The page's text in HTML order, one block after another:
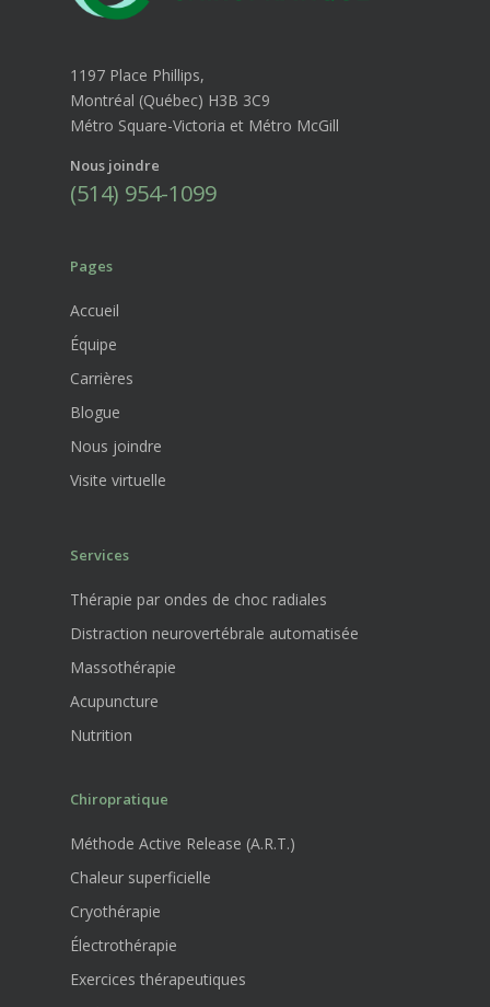
1197 Place Phillips,
Montréal (Québec) H3B 3C9
Métro Square-Victoria et Métro McGill
Nous joindre
(514) 954-1099
Pages
Accueil
Équipe
Carrières
Blogue
Nous joindre
Visite virtuelle
Services
Thérapie par ondes de choc radiales
Distraction neurovertébrale automatisée
Massothérapie
Acupuncture
Nutrition
Chiropratique
Méthode Active Release (A.R.T.)
Chaleur superficielle
Cryothérapie
Électrothérapie
Exercices thérapeutiques